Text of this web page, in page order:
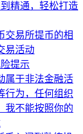
精通，轻松打造
交易所提币的相
易活动
提示
属于非法金融活
行为，任何组织
我不能按照你的